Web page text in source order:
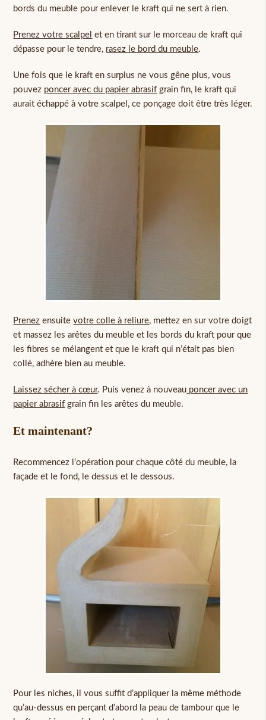
bords du meuble pour enlever le kraft qui ne sert à rien.
Prenez votre scalpel et en tirant sur le morceau de kraft qui
dépasse pour le tendre, rasez le bord du meuble.
Une fois que le kraft en surplus ne vous gêne plus, vous
pouvez poncer avec du papier abrasif grain fin, le kraft qui
aurait échappé à votre scalpel, ce ponçage doit être très léger.
Prenez ensuitevotre colle à reliure, mettez en sur votre doigt
et massez les arêtes du meuble et les bords du kraft pour que
les fibres se mélangent et que le kraft qui n’était pas bien
collé, adhère bien au meuble.
Laissez sécher à cœur. Puis venez à nouveau poncer avec un
papier abrasif grain fin les arêtes du meuble.
Et maintenant?
Recommencez l’opération pour chaque côté du meuble, la
façade et le fond, le dessus et le dessous.
Pour les niches, il vous suffit d’appliquer la même méthode
qu’au-dessus en perçant d’abord la peau de tambour que le